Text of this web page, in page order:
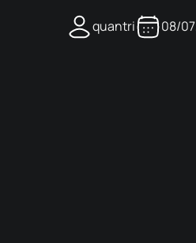
quantri 08/